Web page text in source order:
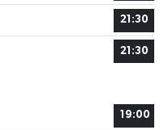
21:30
21:30
19:00